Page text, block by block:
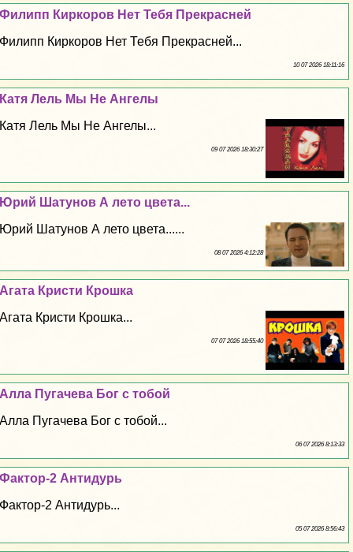
Филипп Киркоров Нет Тебя Прекрасней
Филипп Киркоров Нет Тебя Прекрасней...
10 07 2026 18:11:16
Катя Лель Мы Не Ангелы
Катя Лель Мы Не Ангелы...
09 07 2026 18:30:27
Юрий Шатунов А лето цвета...
Юрий Шатунов А лето цвета......
08 07 2026 4:12:28
Агата Кристи Крошка
Агата Кристи Крошка...
07 07 2026 18:55:40
Алла Пугачева Бог с тобой
Алла Пугачева Бог с тобой...
06 07 2026 8:13:33
Фактор-2 Антидурь
Фактор-2 Антидурь...
05 07 2026 8:56:43